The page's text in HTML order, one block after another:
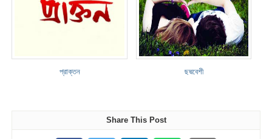
প্রাক্তন ছদ্মবেশী
Share This Post